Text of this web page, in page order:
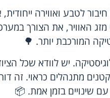
לטבע ואווירה
האוויר, את הצורך
המורכבת יותר. 🌳
יש לוודא שכל
מתנהלים כראוי. זה
שינויים בזמן אמת. 📦